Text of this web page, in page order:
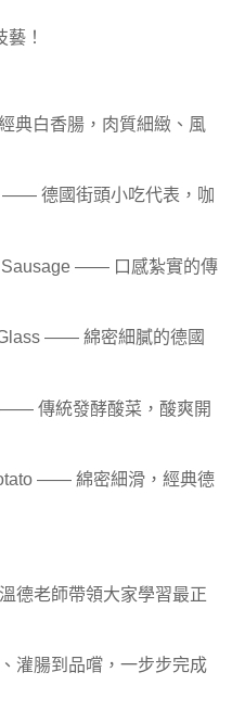
！
典白香腸，肉質細緻、風
—— 德國街頭小吃代表，咖
Sausage —— 口感紮實的傳
—— 綿密細膩的德國
傳統發酵酸菜，酸爽開
—— 綿密細滑，經典德
德老師帶領大家學習最正
灌腸到品嚐，一步步完成